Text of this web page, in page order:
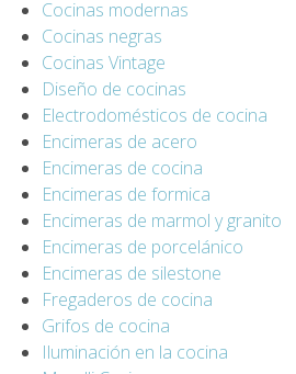
Cocinas modernas
Cocinas negras
Cocinas Vintage
Diseño de cocinas
Electrodomésticos de cocina
Encimeras de acero
Encimeras de cocina
Encimeras de formica
Encimeras de marmol y granito
Encimeras de porcelánico
Encimeras de silestone
Fregaderos de cocina
Grifos de cocina
Iluminación en la cocina